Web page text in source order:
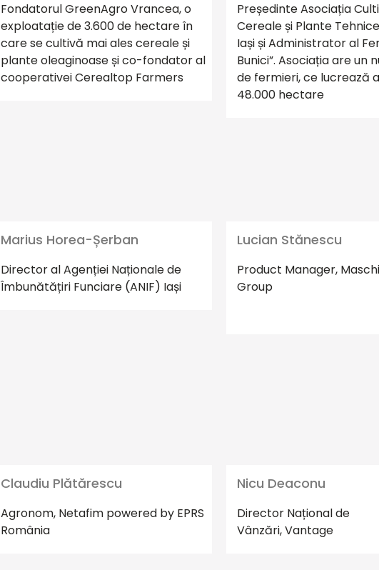
Fondatorul GreenAgro Vrancea, o
exploatație de 3.600 de hectare în
care se cultivă mai ales cereale și
plante oleaginoase și co-fondator al
cooperativei Cerealtop Farmers
Președinte Asociația
Cereale și Plante
Iași și Administrator al
Bunici”. Asociația are un
de fermieri, ce lucrează
48.000 hectare
Marius Horea-Șerban
Director al Agenției Naționale de
Îmbunătățiri Funciare (ANIF) Iași
Lucian Stănescu
Product Manager,
Group
Claudiu Plătărescu
Agronom, Netafim powered by EPRS
România
Nicu Deaconu
Director Național de
Vânzări,Vantage